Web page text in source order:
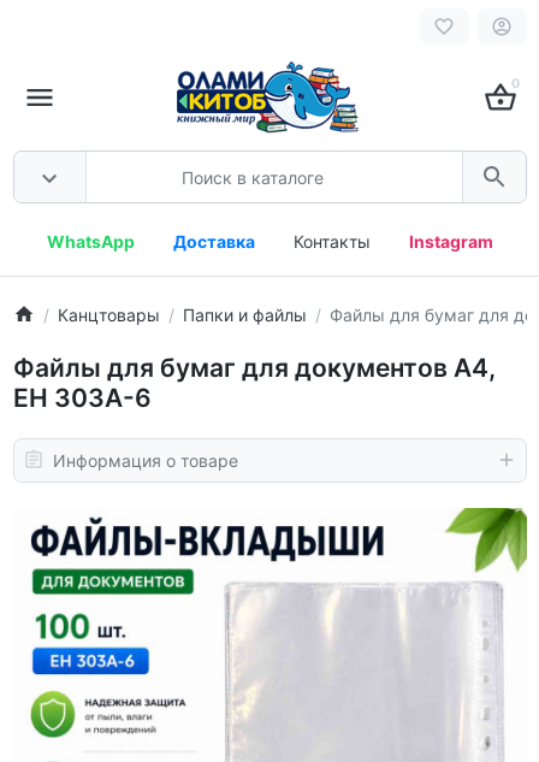
0
WhatsApp Доставка Контакты Instagram
Канцтовары Папки и файлы Файлы для бумаг для
Файлы для бумаг для документов A4,
ЕН 303А-6
Информация о товаре